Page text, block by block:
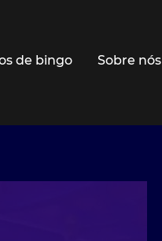
de bingo Sobre nós